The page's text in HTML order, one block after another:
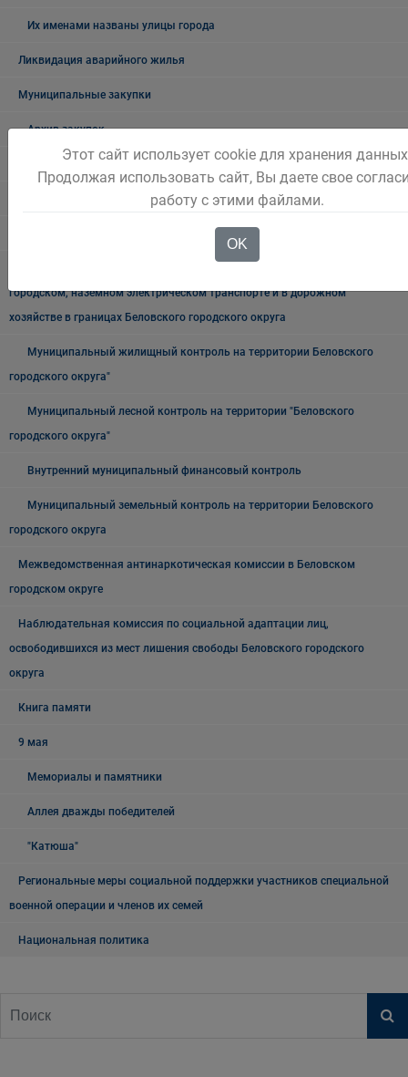
Их именами названы улицы города
Ликвидация аварийного жилья
Муниципальные закупки
Архив закупок
Муниципальный контроль
городском, наземном электрическом транспорте и в дорожном
хозяйстве в границах Беловского городского округа
Муниципальный жилищный контроль на территории Беловского
городского округа"
Муниципальный лесной контроль на территории "Беловского
городского округа"
Внутренний муниципальный финансовый контроль
Муниципальный земельный контроль на территории Беловского
городского округа
Межведомственная антинаркотическая комиссии в Беловском
городском округе
Наблюдательная комиссия по социальной адаптации лиц,
освободившихся из мест лишения свободы Беловского городского
округа
Книга памяти
9 мая
Мемориалы и памятники
Аллея дважды победителей
"Катюша"
Региональные меры социальной поддержки участников специальной
военной операции и членов их семей
Национальная политика
Этот сайт использует cookie для хранения
Продолжая использовать сайт, Вы даете свое
работу с этими файлами.
OK